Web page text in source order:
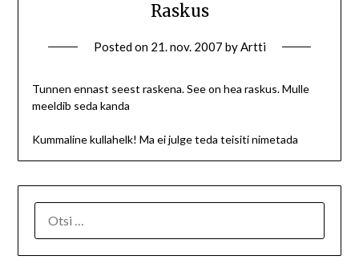
Raskus
Posted on 21. nov. 2007 byArtti
Tunnen ennast seest raskena. See on hea raskus. Mulle
meeldib seda kanda
Kummaline kullahelk! Ma ei julge teda teisiti nimetada